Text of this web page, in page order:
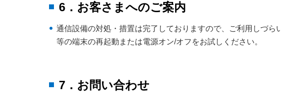
6．お客さまへのご案内
通信設備の対処・措置は完了しておりますので、ご利用しづ
等の端末の再起動または電源オン/オフをお試しください。
7．お問い合わせ